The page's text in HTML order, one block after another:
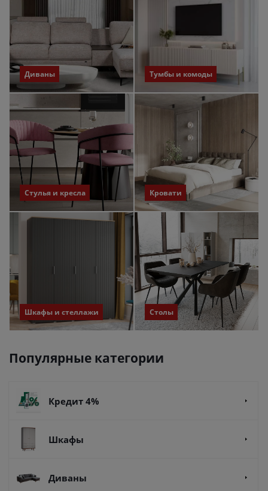
Диваны Тумбы и комоды
Стулья и кресла Кровати
Шкафы и стеллажи Столы
Популярные категории
Кредит 4%
Шкафы
Диваны